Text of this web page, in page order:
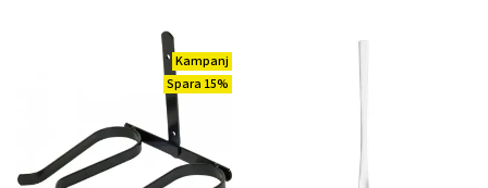
Kampanj
Spara 15%